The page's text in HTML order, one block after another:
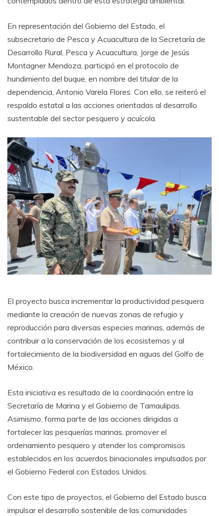
En representación del Gobierno del Estado, el
subsecretario de Pesca y Acuacultura de la Secretaría de
Desarrollo Rural, Pesca y Acuacultura, Jorge de Jesús
Montagner Mendoza, participó en el protocolo de
hundimiento del buque, en nombre del titular de la
dependencia, Antonio Varela Flores. Con ello, se reiteró el
respaldo estatal a las acciones orientadas al desarrollo
sustentable del sector pesquero y acuícola.
El proyecto busca incrementar la productividad pesquera
mediante la creación de nuevas zonas de refugio y
reproducción para diversas especies marinas, además de
contribuir a la conservación de los ecosistemas y al
fortalecimiento de la biodiversidad en aguas del Golfo de
México.
Esta iniciativa es resultado de la coordinación entre la
Secretaría de Marina y el Gobierno de Tamaulipas.
Asimismo, forma parte de las acciones dirigidas a
fortalecer las pesquerías marinas, promover el
ordenamiento pesquero y atender los compromisos
establecidos en los acuerdos binacionales impulsados por
el Gobierno Federal con Estados Unidos.
Con este tipo de proyectos, el Gobierno del Estado busca
impulsar el desarrollo sostenible de las comunidades